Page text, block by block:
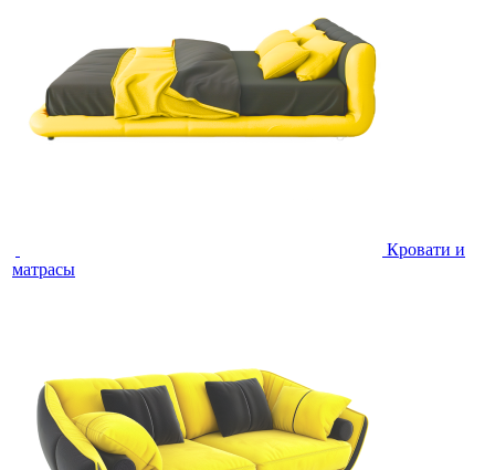
Кровати и
матрасы